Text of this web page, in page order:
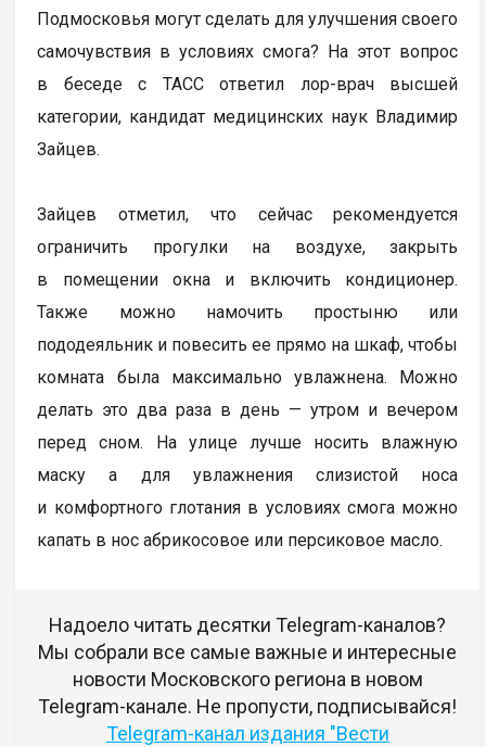
Подмосковья могут сделать для улучшения своего
самочувствия в условиях смога? На этот вопрос
в беседе с ТАСС ответил лор-врач высшей
категории, кандидат медицинских наук Владимир
Зайцев.
Зайцев отметил, что сейчас рекомендуется
ограничить прогулки на воздухе, закрыть
в помещении окна и включить кондиционер.
Также можно намочить простыню или
пододеяльник и повесить ее прямо на шкаф, чтобы
комната была максимально увлажнена. Можно
делать это два раза в день — утром и вечером
перед сном. На улице лучше носить влажную
маску а для увлажнения слизистой носа
и комфортного глотания в условиях смога можно
капать в нос абрикосовое или персиковое масло.
Надоело читать десятки Telegram-каналов?
Мы собрали все самые важные и интересные
новости Московского региона в новом
Telegram-канале. Не пропусти, подписывайся!
Telegram-канал издания "Вести